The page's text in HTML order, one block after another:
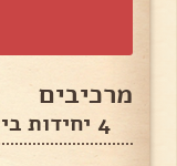
מרכיבים
4 יחידות ביצים(חלמון בלבד)